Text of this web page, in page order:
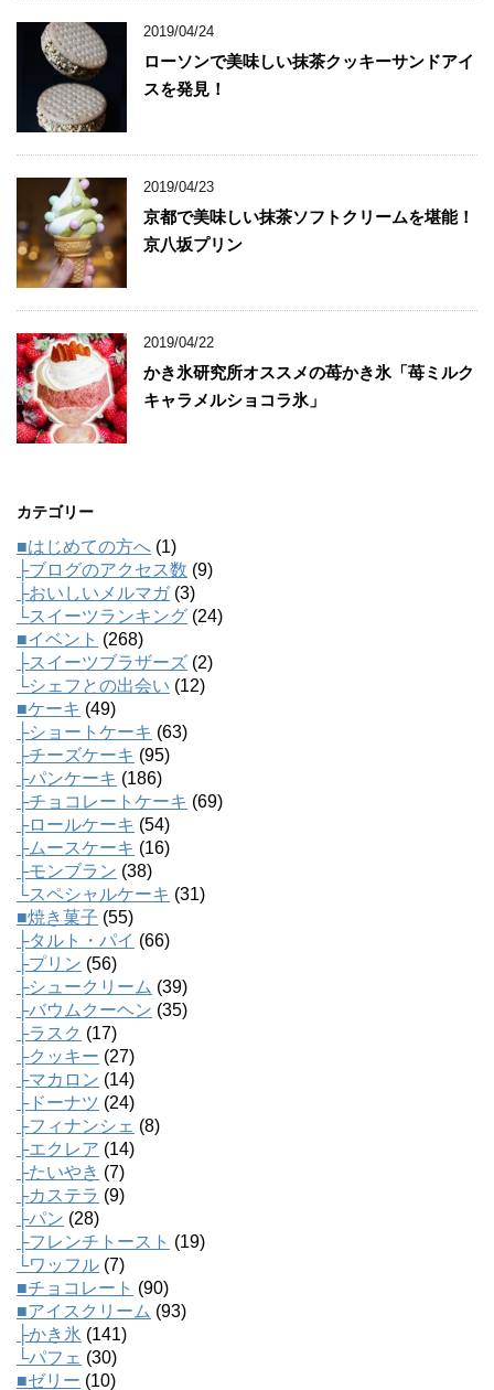
2019/04/24
ローソンで美味しい抹茶クッキーサンドアイ
スを発見！
2019/04/23
京都で美味しい抹茶ソフトクリームを堪能！
京八坂プリン
2019/04/22
かき氷研究所オススメの苺かき氷「苺ミルク
キャラメルショコラ氷」
カテゴリー
■はじめての方へ (1)
├ブログのアクセス数 (9)
├おいしいメルマガ(3)
└スイーツランキング (24)
■イベント (268)
├スイーツブラザーズ (2)
└シェフとの出会い (12)
■ケーキ (49)
├ショートケーキ (63)
├チーズケーキ (95)
├パンケーキ (186)
├チョコレートケーキ (69)
├ロールケーキ (54)
├ムースケーキ (16)
├モンブラン (38)
└スペシャルケーキ (31)
■焼き菓子 (55)
├タルト・パイ (66)
├プリン (56)
├シュークリーム (39)
├バウムクーヘン (35)
├ラスク (17)
├クッキー (27)
├マカロン (14)
├ドーナツ (24)
├フィナンシェ (8)
├エクレア (14)
├たいやき (7)
├カステラ (9)
├パン (28)
├フレンチトースト (19)
└ワッフル (7)
■チョコレート (90)
■アイスクリーム (93)
├かき氷 (141)
└パフェ (30)
■ゼリー (10)